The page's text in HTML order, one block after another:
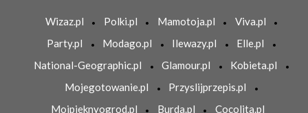
Wizaz.pl Polki.pl Mamotoja.pl
Viva.pl
Party.pl
Modago.pl Ilewazy.pl
Elle.pl
National-Geographic.pl
Glamour.pl
Kobieta.pl
Mojegotowanie.pl
Przyslijprzepis.pl
Mojpieknyogrod.pl
Burda.pl Cocolita.pl